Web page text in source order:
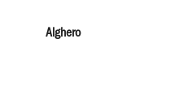
Alghero